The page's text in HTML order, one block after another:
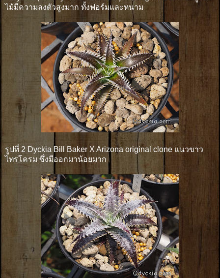
ไม้มีความลงตัวสูงมาก ทั้งฟอร์มและหนาม
รูปที่ 2 Dyckia Bill Baker X Arizona original clone แนวขาว
ไทรโครม ซึ่งมีออกมาน้อยมาก